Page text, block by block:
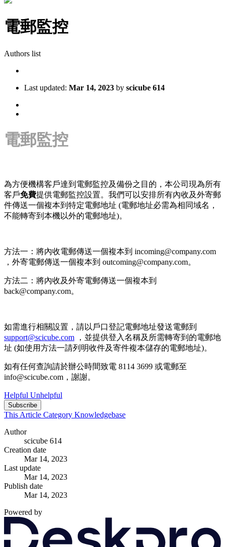
電郵監控
Authors list
Last updated: Mar 14, 2023 by scicube 614
電郵監控
為方便機構客戶達到電郵監控及備份之目的，本公司現為所有
客戶免費提供電郵監控設置。我們可以安排所有內收及外寄郵
件傳送一個複本到特定電郵地址 (電郵地址必需為相同域名，
不能轉寄到本機以外的電郵地址)。
方法一：將內收電郵傳送一個複本到 incoming@company.com
，外寄電郵傳送一個複本到 outcoming@company.com。
方法二：將內收及外寄電郵傳送一個複本到
back@company.com。
如需進行相關設置，請以戶口登記電郵地址發送電郵到
support@scicube.com ，並提供登入名稱及所需轉寄到的電郵地
址 (如使用方法一請列明收件及寄件複本儲存的電郵地址)。
如有任何查詢請於辦公時間致電 8114 3699 或電郵至
info@scicube.com，謝謝。
Helpful Unhelpful
Subscribe
This Article Category Knowledgebase
Author
scicube 614
Creation date
Mar 14, 2023
Last update
Mar 14, 2023
Publish date
Mar 14, 2023
Powered by